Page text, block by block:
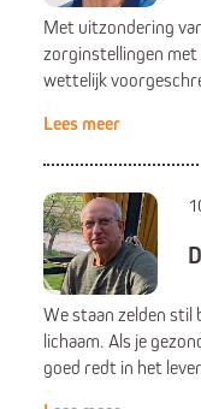
Met uitzondering
zorginstellingen met
wettelijk
Lees meer
We staan zelden stil
lichaam. Als je
goed redt in het